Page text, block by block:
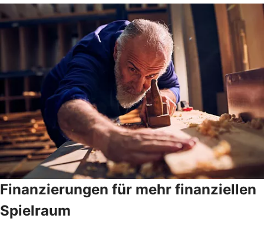
Finanzierungen für mehr finanziellen
Spielraum